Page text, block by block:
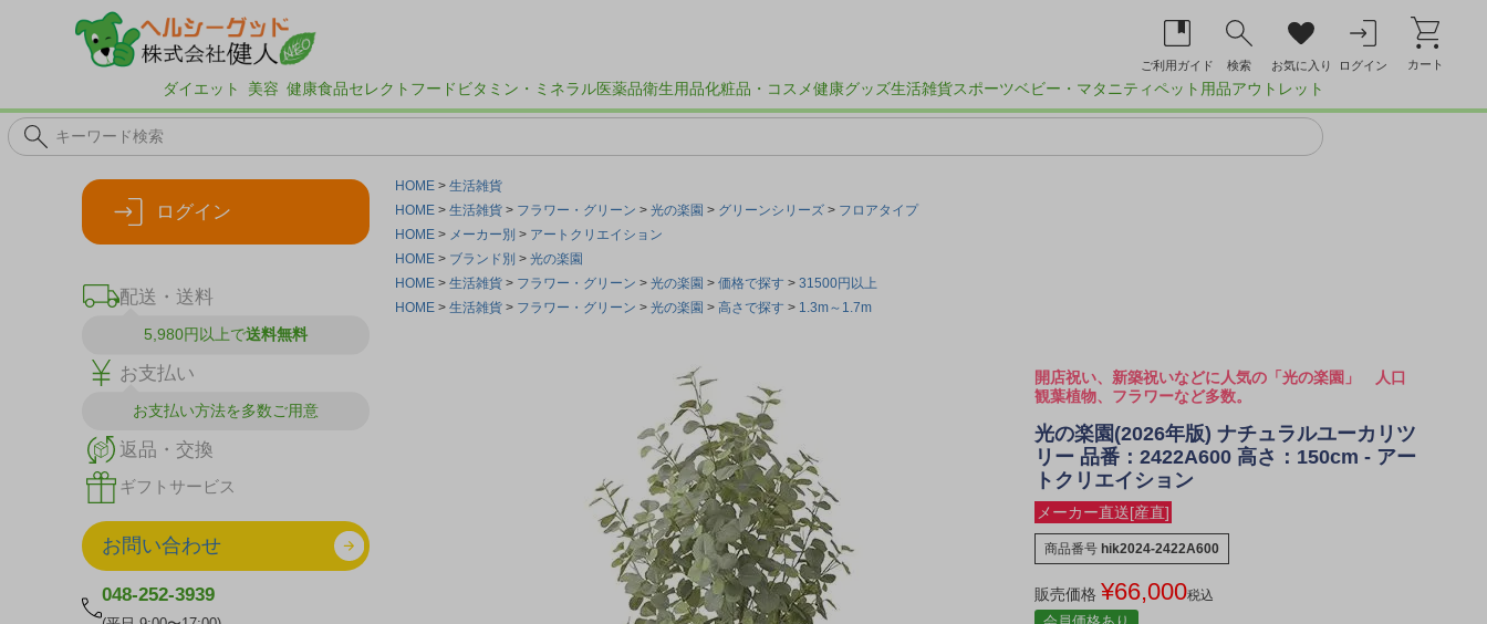
ご利用ガイド 検索 お気に入り ログイン カート
ダイエット 美容 健康食品セレクトフード ビタミン・ミネラル医薬品衛生用品化粧品・コスメ健康グッズ生活雑貨スポーツベビー・マタニティペット用品アウトレット
ログイン
配送・送料
5,980円以上で送料無料
お支払い
お支払い方法を多数ご用意
返品・交換
ギフトサービス
お問い合わせ
048-252-3939
HOME
生活雑貨
HOME
生活雑貨 フラワー・グリーン 光の楽園 グリーンシリーズ
フロアタイプ
HOME
メーカー別
アートクリエイション
HOME
ブランド別
光の楽園
HOME
生活雑貨 フラワー・グリーン 光の楽園 価格で探す
31500円以上
HOME
生活雑貨 フラワー・グリーン 光の楽園 高さで探す 1.3m～1.7m
開店祝い、新築祝いなどに人気の「光の楽園」 人口
観葉植物、フラワーなど多数。
光の楽園(2026年版) ナチュラルユーカリツ
リー 品番：2422A600 高さ：150cm - アー
トクリエイション
メーカー直送[産直]
商品番号 hik2024-2422A600
販売価格 ¥66,000税込